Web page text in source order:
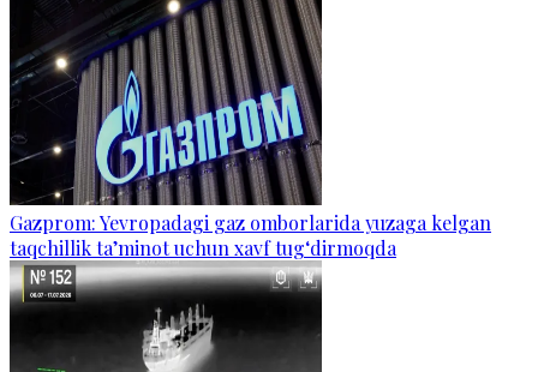
Gazprom: Yevropadagi gaz omborlarida yuzaga kelgan
taqchillik ta’minot uchun xavf tug‘dirmoqda